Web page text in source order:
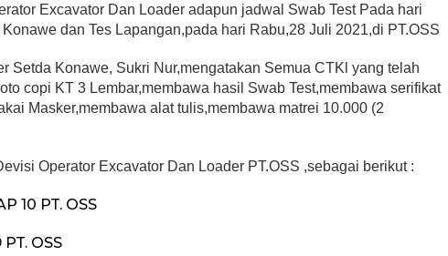
Excavator Dan Loader adapun jadwal Swab Test Pada hari
dan Tes Lapangan,pada hari Rabu,28 Juli 2021,di PT.OSS
Setda Konawe, Sukri Nur,mengatakan Semua CTKl yang telah
copi KT 3 Lembar,membawa hasil Swab Test,membawa serifikat
Masker,membawa alat tulis,membawa matrei 10.000 (2
Operator Excavator Dan Loader PT.OSS ,sebagai berikut :
10 PT. OSS
OSS